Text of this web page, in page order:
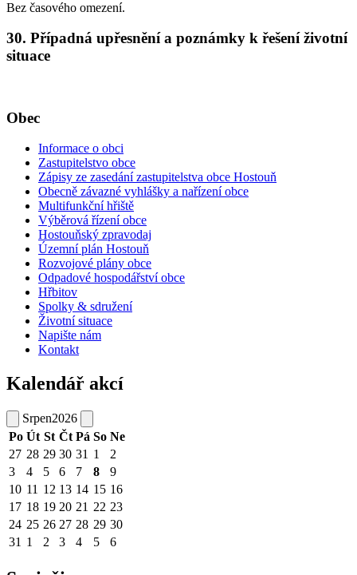
Bez časového omezení.
30. Případná upřesnění a poznámky k řešení životní
situace
Obec
Informace o obci
Zastupitelstvo obce
Zápisy ze zasedání zastupitelstva obce Hostouň
Obecně závazné vyhlášky a nařízení obce
Multifunkční hřiště
Výběrová řízení obce
Hostouňský zpravodaj
Územní plán Hostouň
Rozvojové plány obce
Odpadové hospodářství obce
Hřbitov
Spolky & sdružení
Životní situace
Napište nám
Kontakt
Kalendář akcí
Srpen2026
Po Út St Čt Pá So Ne
27 28 29 30 31 1
2
3
4 5 6 7 8
9
10 11 12 13 14 15 16
17 18 19 20 21 22 23
24 25 26 27 28 29 30
31 1 2 3 4 5 6